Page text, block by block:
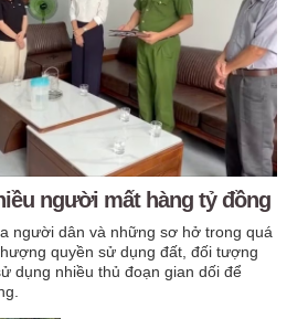
người mất hàng tỷ đồng
người dân và những sơ hở trong quá
quyền sử dụng đất, đối tượng
dụng nhiều thủ đoạn gian dối để